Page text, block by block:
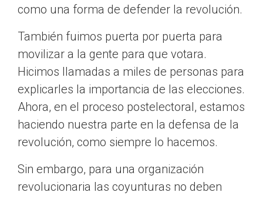
como una forma de defender la revolución.
También fuimos puerta por puerta para
movilizar a la gente para que votara.
Hicimos llamadas a miles de personas para
explicarles la importancia de las elecciones.
Ahora, en el proceso postelectoral, estamos
haciendo nuestra parte en la defensa de la
revolución, como siempre lo hacemos.
Sin embargo, para una organización
revolucionaria las coyunturas no deben